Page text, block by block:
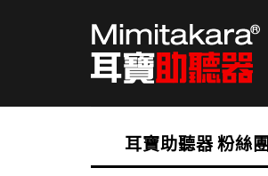
耳寶助聽器 粉絲團